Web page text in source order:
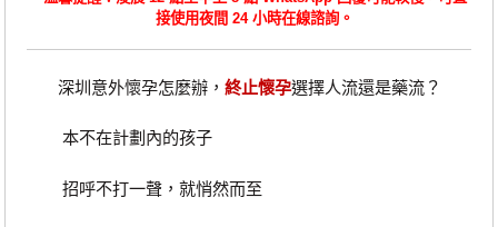
接使用夜間 24 小時在線諮詢。
深圳意外懷孕怎麼辦， 終止懷孕選擇人流還是藥流？
本不在計劃內的孩子
招呼不打一聲，就悄然而至